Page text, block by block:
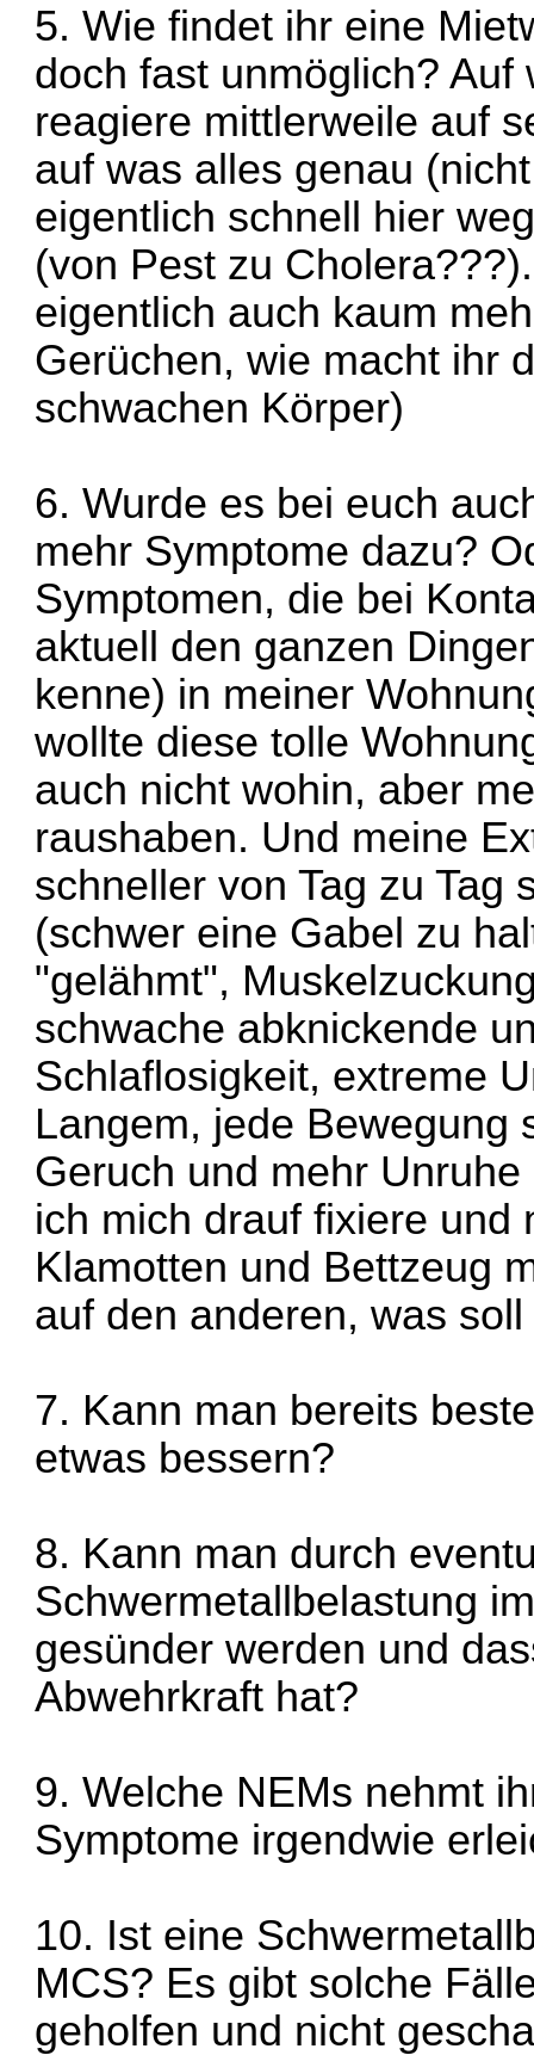
5. Wie findet ihr eine
doch fast unmöglich?
reagiere mittlerweile auf
auf was alles genau
eigentlich schnell hier
(von Pest zu
eigentlich auch kaum
Gerüchen, wie macht ihr
schwachen Körper)
6. Wurde es bei euch
mehr Symptome dazu?
Symptomen, die bei
aktuell den ganzen
kenne) in meiner
wollte diese tolle
auch nicht wohin, aber
raushaben. Und meine
schneller von Tag zu Tag
(schwer eine Gabel zu
"gelähmt",
schwache abknickende
Schlaflosigkeit, extreme
Langem, jede Bewegung
Geruch und mehr
ich mich drauf fixiere und
Klamotten und Bettzeug
auf den anderen, was
7. Kann man bereits
etwas bessern?
8. Kann man durch
Schwermetallbelastung
gesünder werden und
Abwehrkraft hat?
9. Welche NEMs nehmt
Symptome irgendwie
10. Ist eine
MCS? Es gibt solche
geholfen und nicht